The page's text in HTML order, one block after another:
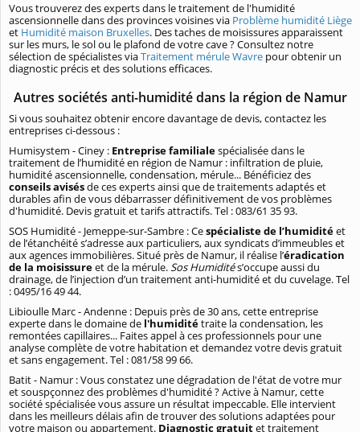
Vous trouverez des experts dans le traitement de l'humidité
ascensionnelle dans des provinces voisines via Problème humidité Liège
et Humidité maison Bruxelles. Des taches de moisissures apparaissent
sur les murs, le sol ou le plafond de votre cave ? Consultez notre
sélection de spécialistes viaTraitement mérule Wavre pour obtenir un
diagnostic précis et des solutions efficaces.
Autres sociétés anti-humidité dans la région de Namur
Si vous souhaitez obtenir encore davantage de devis, contactez les
entreprises ci-dessous :
Humisystem - Ciney : Entreprise familialespécialisée dans le
traitement de l’humidité en région de Namur : infiltration de pluie,
humidité ascensionnelle, condensation, mérule... Bénéficiez des
conseils avisésde ces experts ainsi que de traitements adaptés et
durables afin de vous débarrasser définitivement de vos problèmes
d'humidité. Devis gratuit et tarifs attractifs. Tel : 083/61 35 93.
SOS Humidité - Jemeppe-sur-Sambre : Cespécialiste de l’humiditéet
de l’étanchéité s’adresse aux particuliers, aux syndicats d’immeubles et
aux agences immobilières. Situé près de Namur, il réalise l’éradication
de la moisissureet de la mérule.Sos Humidités’occupe aussi du
drainage, de l’injection d’un traitement anti-humidité et du cuvelage. Tel
: 0495/16 49 44.
Libioulle Marc - Andenne : Depuis près de 30 ans, cette entreprise
experte dans le domaine de l'humiditétraite la condensation, les
remontées capillaires... Faites appel à ces professionnels pour une
analyse complète de votre habitation et demandez votre devis gratuit
et sans engagement. Tel : 081/58 99 66.
Batit - Namur : Vous constatez une dégradation de l'état de votre mur
et souspçonnez des problèmes d'humidité ? Active à Namur, cette
société spécialisée vous assure un résultat impeccable. Elle intervient
dans les meilleurs délais afin de trouver des solutions adaptées pour
votre maison ou appartement. Diagnostic gratuitet traitement